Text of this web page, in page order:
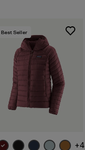
Best Seller
+4